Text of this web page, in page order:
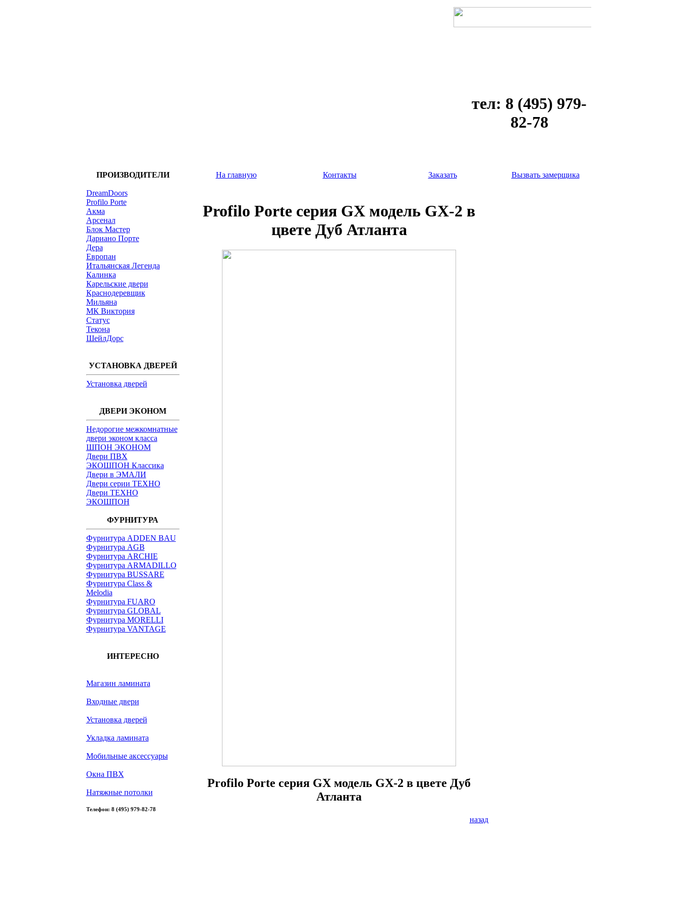
тел: 8 (495) 979-
82-78
ПРОИЗВОДИТЕЛИ
DreamDoors
Profilo Porte
Акма
Арсенал
Блок Мастер
Дариано Порте
Дера
Европан
Итальянская Легенда
Калинка
Карельские двери
Краснодеревщик
Мильяна
МК Виктория
Статус
Текона
ШейлДорс
УСТАНОВКА ДВЕРЕЙ
Установка дверей
ДВЕРИ ЭКОНОМ
Недорогие межкомнатные
двери эконом класса
ШПОН ЭКОНОМ
Двери ПВХ
ЭКОШПОН Классика
Двери в ЭМАЛИ
Двери серии ТЕХНО
Двери ТЕХНО
ЭКОШПОН
ФУРНИТУРА
Фурнитура ADDEN BAU
Фурнитура AGB
Фурнитура ARCHIE
Фурнитура ARMADILLO
Фурнитура BUSSARE
Фурнитура Class &
Melodia
Фурнитура FUARO
Фурнитура GLOBAL
Фурнитура MORELLI
Фурнитура VANTAGE
ИНТЕРЕСНО
Магазин ламината
Входные двери
Установка дверей
Укладка ламината
Мобильные аксессуары
Окна ПВХ
Натяжные потолки
Телефон: 8 (495) 979-82-78
На главную Контакты Заказать Вызвать замерщика
Profilo Porte серия GX модель GX-2 в
цвете Дуб Атланта
Profilo Porte серия GX модель GX-2 в цвете Дуб
Атланта
назад